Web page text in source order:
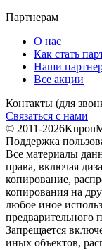
Партнерам
О нас
Как стать
Наши
Все акции
Контакты (для
Связаться с нами
© 2011-2026
Поддержка
Все материалы
права, включая
копирование,
копирования на
любое иное
предварительного
Запрещается
иных объектов,